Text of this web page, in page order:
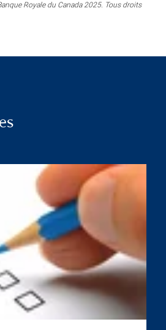
Royale du Canada 2025. Tous droits